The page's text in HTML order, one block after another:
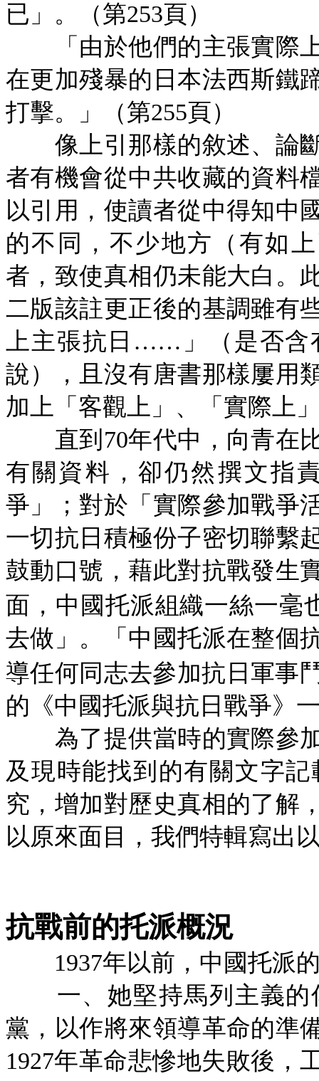
已」。（第253頁）
「由於他們的主張實際上
在更加殘暴的日本法西斯鐵
打擊。」（第255頁）
像上引那樣的敘述、論斷
者有機會從中共收藏的資料
以引用，使讀者從中得知中
的不同，不少地方（有如
者，致使真相仍未能大白。
二版該註更正後的基調雖有
上主張抗日……」（是否含
說），且沒有唐書那樣屢用
加上「客觀上」、「實際上
直到 70年代中，向青在
有關資料，卻仍然撰文指
爭」；對於「實際參加戰爭
一切抗日積極份子密切聯繫
鼓動口號，藉此對抗戰發生
面，中國托派組織一絲一毫
去做」。「中國托派在整個
導任何同志去參加抗日軍事
的《中國托派與抗日戰爭》
為了提供當時的實際參加
及現時能找到的有關文字
究，增加對歷史真相的了解
以原來面目，我們特輯寫出
抗戰前的托派概況
1937年以前，中國托派
一、她堅持馬列主義的
黨，以作將來領導革命的準
1927年革命悲慘地失敗後，